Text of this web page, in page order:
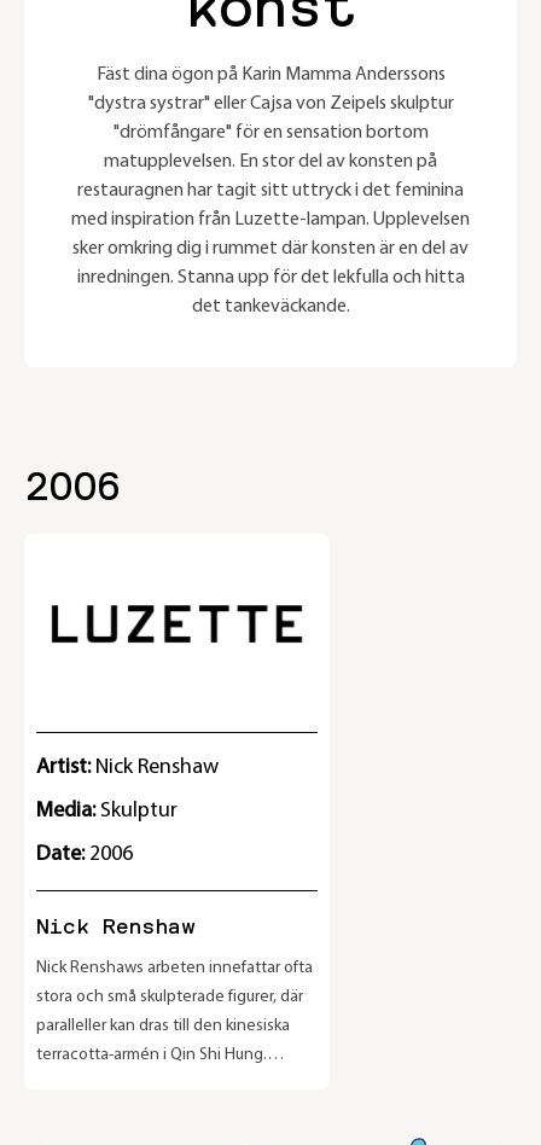
Fäst dina ögon på Karin Mamma Anderssons
"dystra systrar" eller Cajsa von Zeipels skulptur
"drömfångare" för en sensation bortom
matupplevelsen. En stor del av konsten på
restauragnen har tagit sitt uttryck i det feminina
med inspiration från Luzette-lampan. Upplevelsen
sker omkring dig i rummet där konsten är en del av
inredningen. Stanna upp för det lekfulla och hitta
det tankeväckande.
2006
Artist: Nick Renshaw
Media: Skulptur
Date: 2006
Nick Renshaw
Nick Renshaws arbeten innefattar ofta
stora och små skulpterade figurer, där
paralleller kan dras till den kinesiska
terracotta-armén i Qin Shi Hung.